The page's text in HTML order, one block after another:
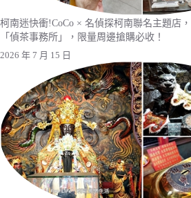
柯南迷快衝!CoCo × 名偵探柯南聯名主題店
「偵茶事務所」，限量周邊搶購必收！
2026 年 7 月 15 日